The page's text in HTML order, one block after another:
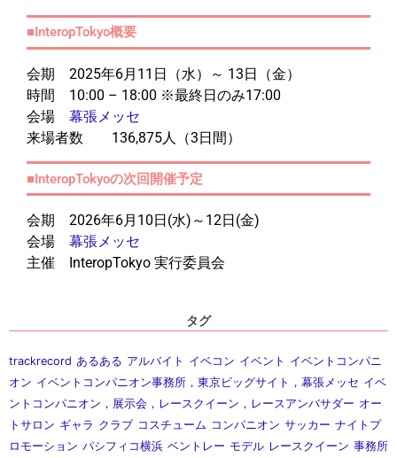
■InteropTokyo概要
会期 2025年6月11日（水）～ 13日（金）
時間 10:00 – 18:00 ※最終日のみ17:00
会場 幕張メッセ
来場者数 136,875人（3日間）
■InteropTokyoの次回開催予定
会期 2026年6月10日(水)～12日(金)
会場 幕張メッセ
主催 InteropTokyo 実行委員会
タグ
trackrecord あるある アルバイト イベコン イベント イベントコンパニ
オン イベントコンパニオン事務所，東京ビッグサイト，幕張メッセ イベ
ントコンパニオン，展示会，レースクイーン，レースアンバサダー オー
トサロン ギャラ クラブ コスチューム コンパニオン サッカー ナイトプ
ロモーション パシフィコ横浜 ベントレー モデル レースクイーン 事務所